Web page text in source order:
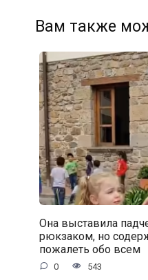
Вам также
Она выставила
рюкзаком, но
пожалеть обо всем
0 543